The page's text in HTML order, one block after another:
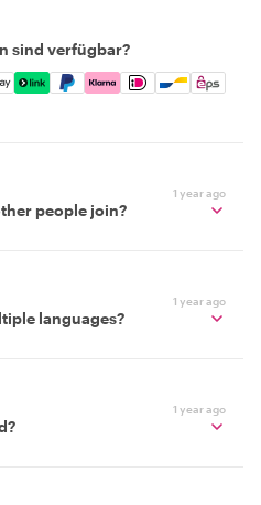
sind verfügbar?
Apple Pay, Google
1 year ago
people join?
1 year ago
languages?
1 year ago